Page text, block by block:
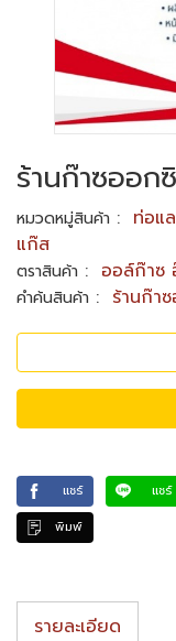
ร้านก๊าซออก
หมวดหมู่สินค้า : ท่อแ
แก๊ส
ตราสินค้า : ออล์ก๊าซ
คำค้นสินค้า : ร้านก๊า
แชร์ แชร์
พิมพ์
รายละเอียด